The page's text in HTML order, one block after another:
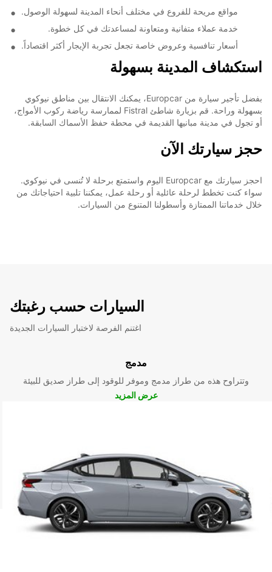
مواقع مريحة للفروع في مختلف أنحاء المدينة لسهولة الوصول.
خدمة عملاء متفانية ومتعاونة لمساعدتك في كل خطوة.
أسعار تنافسية وعروض خاصة تجعل تجربة الإيجار أكثر اقتصاداً.
استكشاف المدينة بسهولة
بفضل تأجير سيارة من Europcar، يمكنك الانتقال بين مناطق نيوكوي
بسهولة وراحة. قم بزيارة شاطئ Fistral لممارسة رياضة ركوب الأمواج،
أو تجول في مدينة مبانيها القديمة في محطة حفظ الأسماك السابقة.
حجز سيارتك الآن
احجز سيارتك مع Europcar اليوم واستمتع برحلة لا تُنسى في نيوكوي.
سواء كنت تخطط لرحلة عائلية أو رحلة عمل، يمكننا تلبية احتياجاتك من
خلال خدماتنا الممتازة وأسطولنا المتنوع من السيارات.
السيارات حسب رغبتك
اغتنم الفرصة لاختبار السيارات الجديدة
مدمج
وتتراوح هذه من طراز مدمج وموفر للوقود إلى طراز صديق للبيئة
عرض المزيد